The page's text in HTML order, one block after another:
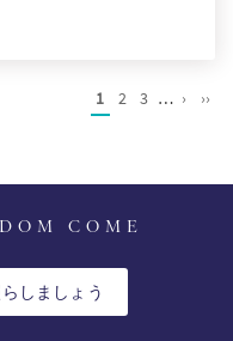
Current
page
1
ペ
2
ペ
3 … Next
›
Last
››
COME
しましょう